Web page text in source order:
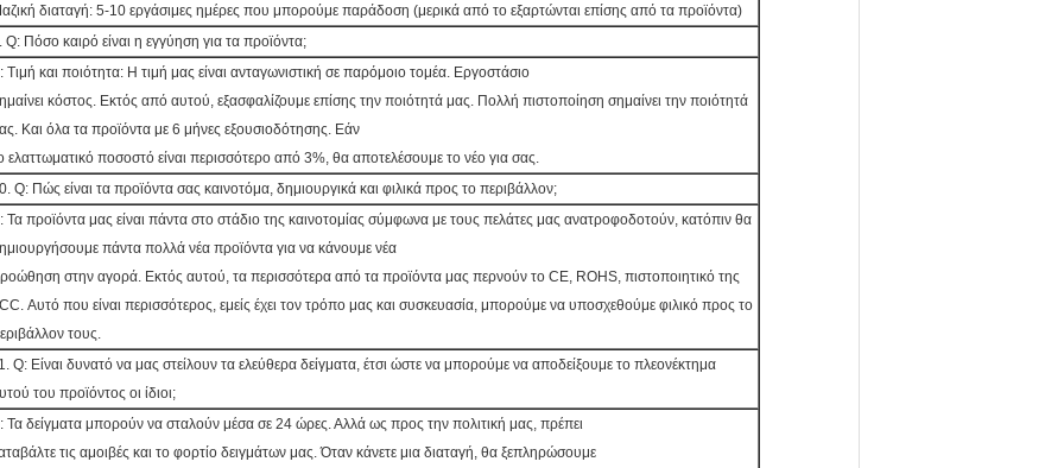
διαταγή: 5-10 εργάσιμες ημέρες που μπορούμε παράδοση (μερικά από το εξαρτώνται επίσης από τα προϊόντα)
Q: Πόσο καιρό είναι η εγγύηση για τα προϊόντα;
Τιμή και ποιότητα: Η τιμή μας είναι ανταγωνιστική σε παρόμοιο τομέα. Εργοστάσιο
κόστος. Εκτός από αυτού, εξασφαλίζουμε επίσης την ποιότητά μας. Πολλή πιστοποίηση σημαίνει την ποιότητά
Και όλα τα προϊόντα με 6 μήνες εξουσιοδότησης. Εάν
ελαττωματικό ποσοστό είναι περισσότερο από 3%, θα αποτελέσουμε το νέο για σας.
Q: Πώς είναι τα προϊόντα σας καινοτόμα, δημιουργικά και φιλικά προς το περιβάλλον;
Τα προϊόντα μας είναι πάντα στο στάδιο της καινοτομίας σύμφωνα με τους πελάτες μας ανατροφοδοτούν, κατόπιν θα
πάντα πολλά νέα προϊόντα για να κάνουμε νέα
στην αγορά. Εκτός αυτού, τα περισσότερα από τα προϊόντα μας περνούν το CE, ROHS, πιστοποιητικό της
Αυτό που είναι περισσότερος, εμείς έχει τον τρόπο μας και συσκευασία, μπορούμε να υποσχεθούμε φιλικό προς το
τους.
Q: Είναι δυνατό να μας στείλουν τα ελεύθερα δείγματα, έτσι ώστε να μπορούμε να αποδείξουμε το πλεονέκτημα
του προϊόντος οι ίδιοι;
Τα δείγματα μπορούν να σταλούν μέσα σε 24 ώρες. Αλλά ως προς την πολιτική μας, πρέπει
τις αμοιβές και το φορτίο δειγμάτων μας. Όταν κάνετε μια διαταγή, θα ξεπληρώσουμε